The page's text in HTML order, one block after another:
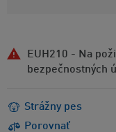
EUH210 - Na
bezpečnostných
Strážny pes
Porovnať